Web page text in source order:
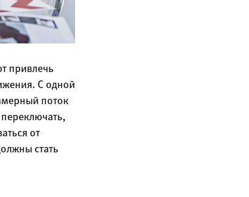
привлечь
С одной
поток
от
стать